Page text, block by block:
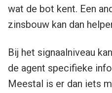
wat de bot kent. Een
zinsbouw kan dan
Bij het signaalniveau
de agent specifieke
Meestal is er dan iets